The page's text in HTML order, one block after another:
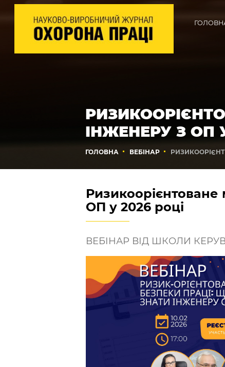
ІНЖЕНЕРУ З ОП
ГОЛОВНА ВЕБІНАР
ОП у 2026 році
ВЕБІНАР ВІД ШКОЛИ